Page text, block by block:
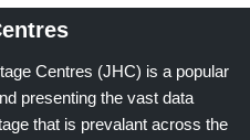
Centres (JHC) is a popular
presenting the vast data
that is prevalant across the